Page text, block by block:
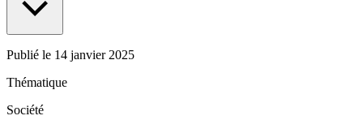
Publié le 14 janvier 2025
Thématique
Société